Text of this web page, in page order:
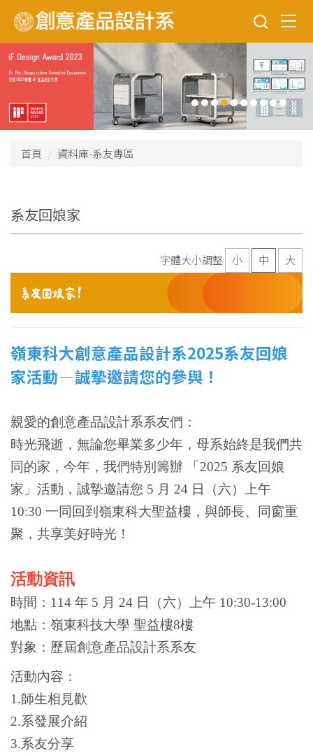
到
主
要
內
區
首頁 資料庫-系友專區
系友回娘家
字體大小調整 小 中 大
嶺東科大創意產品設計系2025系友回娘
家活動—誠摯邀請您的參與！
親愛的創意產品設計系系友們：
時光飛逝，無論您畢業多少年，母系始終是我們共
同的家， 今年，我們特別籌辦 「2025 系友回娘
家」活動，誠摯邀請您 5 月 24 日（六）上午
10:30 一同回到嶺東科大聖益樓， 與師長、同窗重
聚，共享美好時光！
活動資訊
時間：114 年 5 月 24 日（六）上午 10:30-13:00
地點：嶺東科技大學 聖益樓8樓
對象：歷屆創意產品設計系系友
活動 內容：
1.師生相見歡
2.系發展介紹
3.系友分享